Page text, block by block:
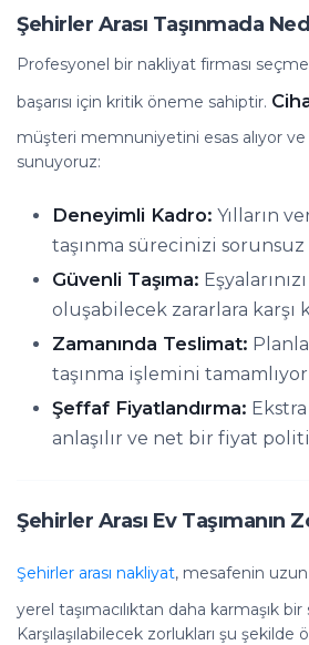
Şehirler Arası Taşınmada
Profesyonel bir nakliyat firması
başarısı için kritik öneme sahiptir.
müşteri memnuniyetini esas alıyor ve
sunuyoruz:
Deneyimli Kadro: Yılların
taşınma sürecinizi
Güvenli Taşıma:
oluşabilecek zararlara karşı
Zamanında Teslimat:
taşınma işlemini
Şeffaf Fiyatlandırma:
anlaşılır ve net bir fiyat
Şehirler Arası Ev Taşımanın
Şehirler arası nakliyat, mesafenin
yerel taşımacılıktan daha karmaşık
Karşılaşılabilecek zorlukları şu şekilde